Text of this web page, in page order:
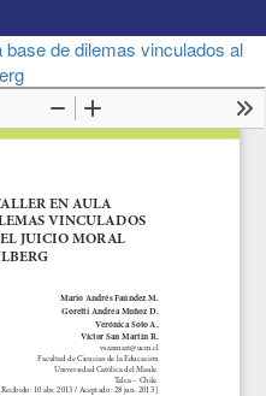
de dilemas vinculados al